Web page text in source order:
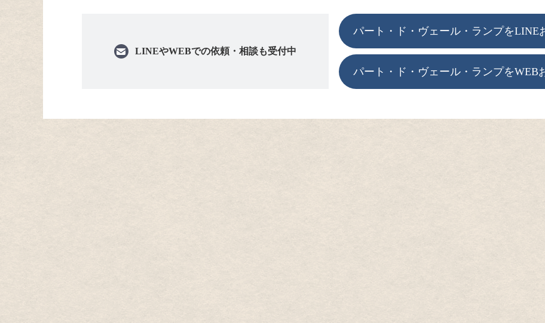
LINEやWEBでの依頼・相談も受付中
パート・ド・ヴェール・ランプをLINE
パート・ド・ヴェール・ランプをWEB